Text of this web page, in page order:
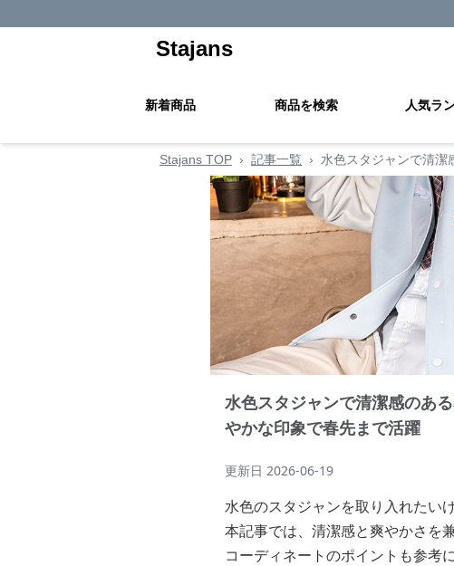
Stajans
新着商品 商品を検索 人気ラ
Stajans TOP › 記事一覧 › 水色スタジャンで清潔
水色スタジャンで清潔感のあ
やかな印象で春先まで活躍
更新日 2026-06-19
水色のスタジャンを取り入れたい
本記事では、清潔感と爽やかさを
コーディネートのポイントも参考